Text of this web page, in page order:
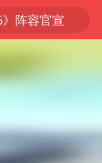
》阵容官宣
白海豚对华东华北影响会大于巴威